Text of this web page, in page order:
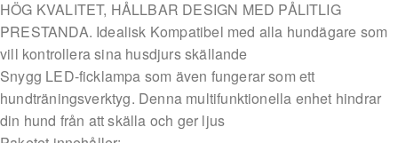
HÖG KVALITET, HÅLLBAR DESIGN MED PÅLITLIG
PRESTANDA. Idealisk Kompatibel med alla hundägare som
vill kontrollera sina husdjurs skällande
Snygg LED-ficklampa som även fungerar som ett
hundträningsverktyg. Denna multifunktionella enhet hindrar
din hund från att skälla och ger ljus